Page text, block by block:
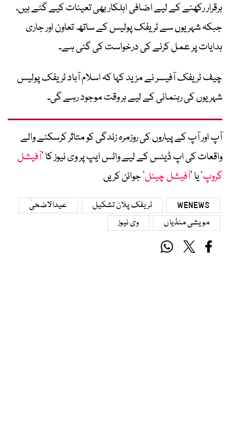
برقرار رکھنے کے لیے اضافی اہلکار بھی تعینات کیے گئے ہیں،
جبکہ شہریوں سے ٹریفک پولیس کے ساتھ تعاون اور جاری
ہدایات پر عمل کرنے کی درخواست کی گئی ہے۔
چیف ٹریفک آفیسر نے مزید کہا کہ اسلام آباد ٹریفک پولیس
شہریوں کی رہنمائی کے لیے ہر وقت موجود رہے گی۔
آپ اور آپ کے پیاروں کی روزمرہ زندگی کو متاثر کرسکنے والے
واقعات کی اپ ڈیٹس کے لیے واٹس ایپ پر وی نیوز کا ’آفیشل
گروپ‘ یا ’آفیشل چینل‘ جوائن کریں
WENEWS ٹریفک پلان تشکیل
عیدالاضحیٰ
مویشی منڈیاں
وی نیوز